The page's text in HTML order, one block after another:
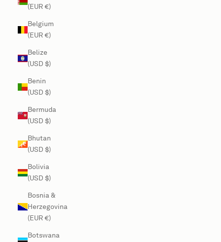
(EUR €)
Belgium
(EUR €)
Belize
(USD $)
Benin
(USD $)
Bermuda
(USD $)
Bhutan
(USD $)
Bolivia
(USD $)
Bosnia &
Herzegovina
(EUR €)
Botswana